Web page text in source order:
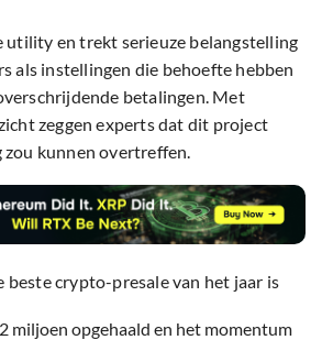
utility en trekt serieuze belangstelling
als instellingen die behoefte hebben
betalingen. Met
zeggen experts dat dit project
zou kunnen overtreffen.
beste crypto-presale van het jaar is
miljoen opgehaald en het momentum